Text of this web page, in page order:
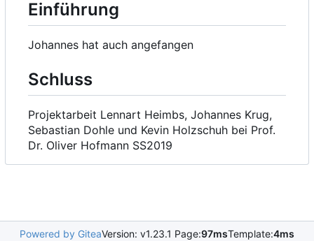
Einführung
Johannes hat auch angefangen
Schluss
Projektarbeit Lennart Heimbs, Johannes Krug,
Sebastian Dohle und Kevin Holzschuh bei Prof.
Dr. Oliver Hofmann SS2019
Powered by GiteaVersion: v1.23.1 Page:97msTemplate:4ms